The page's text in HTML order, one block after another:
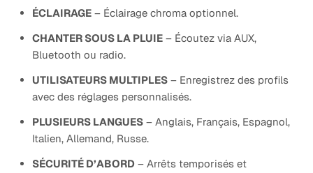
ÉCLAIRAGE – Éclairage chroma optionnel.
CHANTER SOUS LA PLUIE – Écoutez via AUX,
Bluetooth ou radio.
UTILISATEURS MULTIPLES – Enregistrez des profils
avec des réglages personnalisés.
PLUSIEURS LANGUES – Anglais, Français, Espagnol,
Italien, Allemand, Russe.
SÉCURITÉ D’ABORD – Arrêts temporisés et